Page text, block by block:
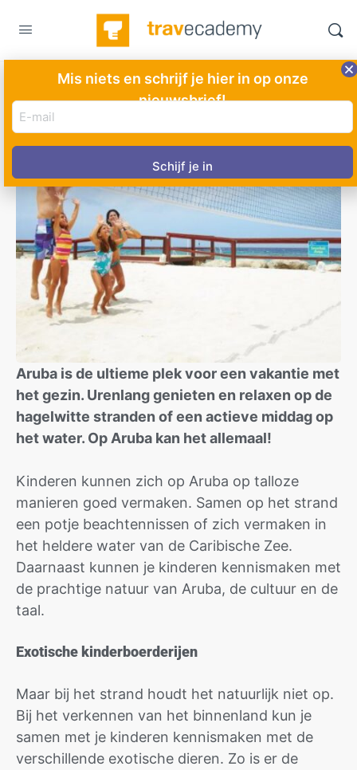
Aruba is de ultieme plek voor een vakantie met
het gezin. Urenlang genieten en relaxen op de
hagelwitte stranden of een actieve middag op
het water. Op Aruba kan het allemaal!
Kinderen kunnen zich op Aruba op talloze
manieren goed vermaken. Samen op het strand
een potje beachtennissen of zich vermaken in
het heldere water van de Caribische Zee.
Daarnaast kunnen je kinderen kennismaken met
de prachtige natuur van Aruba, de cultuur en de
taal.
Exotische kinderboerderijen
Maar bij het strand houdt het natuurlijk niet op.
Bij het verkennen van het binnenland kun je
samen met je kinderen kennismaken met de
verschillende exotische dieren. Zo is er de
Mis niets en schrijf je hier in op onze
nieuwsbrief!
E-
mail
adres